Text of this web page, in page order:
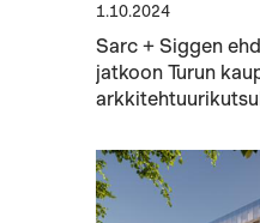
1.10.2024
Sarc + Siggen
jatkoon Turun